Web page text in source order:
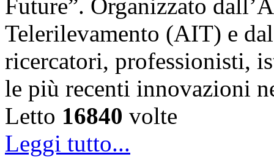
Future”. Organizzato
Telerilevamento (AIT) e
ricercatori, professionisti,
le più recenti innovazioni
Letto 16840 volte
Leggi tutto...